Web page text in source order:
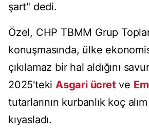
şart" dedi.
Özel, CHP TBMM Grup
konuşmasında, ülke
çıkılamaz bir hal aldığını
2025'tekiAsgari ücret ve
tutarlarının kurbanlık koç
kıyasladı.